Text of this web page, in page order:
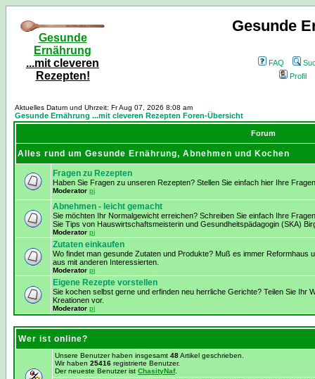
Gesunde
Ernährung
...mit cleveren
Rezepten!
Gesunde
FAQ
Profil
Aktuelles Datum und Uhrzeit: Fr Aug 07, 2026 8:08 am
Gesunde Ernährung ...mit cleveren Rezepten Foren-Übersicht
Forum
Alles rund um Gesunde Ernährung, Abnehmen und Kochen
Fragen zu Rezepten
Haben Sie Fragen zu unseren Rezepten? Stellen Sie einfach hier Ihre
Moderator pj
Abnehmen - leicht gemacht
Sie möchten Ihr Normalgewicht erreichen? Schreiben Sie einfach Ihre
Sie Tips von Hauswirtschaftsmeisterin und Gesundheitspädagogin (SKA)
Moderator pj
Zutaten einkaufen
Wo findet man gesunde Zutaten und Produkte? Muß es immer Reformhaus
aus mit anderen Interessierten.
Moderator pj
Eigene Rezepte vorstellen
Sie kochen selbst gerne und erfinden neu herrliche Gerichte? Teilen Sie Ihr
Kreationen vor.
Moderator pj
Wer ist online?
Unsere Benutzer haben insgesamt 48Artikel geschrieben.
Wir haben 25416 registrierte Benutzer.
Der neueste Benutzer ist ChasityNaf.